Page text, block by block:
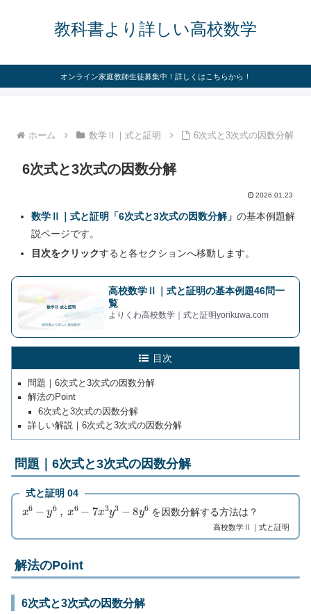
教科書より詳しい高校数学
オンライン家庭教師生徒募集中！詳しくはこちらから！
ホーム 数学Ⅱ｜式と証明 6次式と3次式の因数分解
6次式と3次式の因数分解
2026.01.23
数学Ⅱ｜式と証明「6次式と3次式の因数分解」 の基本例題解
説ページです。
目次をクリックすると各セクションへ移動します。
高校数学Ⅱ｜式と証明の基本例題46問一
覧
よりくわ高校数学｜式と証明yorikuwa.com
目次
問題｜6次式と3次式の因数分解
解法のPoint
6次式と3次式の因数分解
詳しい解説｜6次式と3次式の因数分解
問題｜6次式と3次式の因数分解
式と証明 04
6 6 6 7x 3y 3 y を因数分解する方法は？
高校数学Ⅱ｜式と証明
解法のPoint
6次式と3次式の因数分解